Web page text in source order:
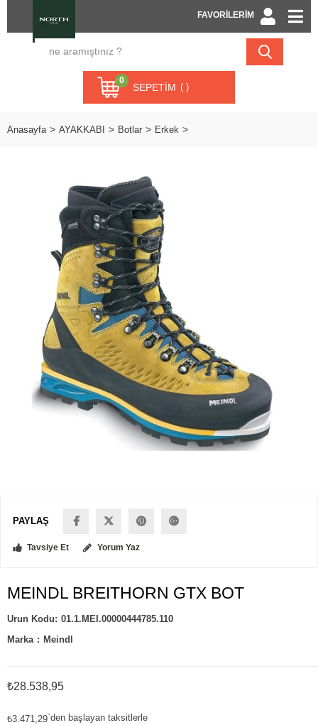
FAVORİLERİM
SEPETIM
0
Anasayfa AYAKKABI Botlar Erkek
PAYLAŞ
Tavsiye Et Yorum Yaz
MEINDL BREITHORN GTX BOT
01.1.MEI.00000444785.110
Marka : Meindl
₺28.538,95
₺3.471,29`den başlayan taksitlerle